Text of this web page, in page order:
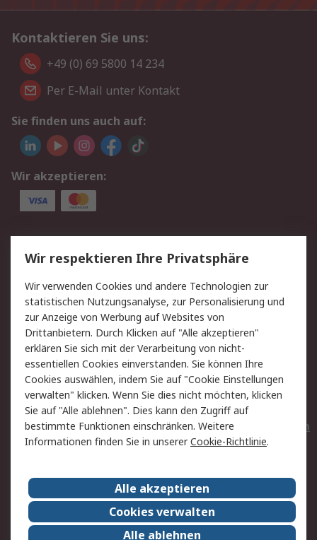
Kontaktieren Sie uns:
+49 (0) 69 5800 14 234
Per E-Mail unter Kontakt
Sie finden uns auch auf:
Wir akzeptieren:
Service
Value Added Services
Lieferlösungen
Rücksendungen
Kontakt
Hilfe
Privatkunden
Rechtliches
AGB
Datenschutz
Cookie-Richtlinie
Zahlungsbedingungen
Copyright/Impressum
Entsorgung
Elektrogeräte/Batterien
RS weltweit
Karriere bei RS
Nachhaltigkeit
Qualität/Umwelt/ZertifikatePresse-Center
Wir respektieren Ihre Privatsphäre
Wir verwenden Cookies und andere Technologien zur
statistischen Nutzungsanalyse, zur Personalisierung und
zur Anzeige von Werbung auf Websites von
Drittanbietern. Durch Klicken auf "Alle akzeptieren"
erklären Sie sich mit der Verarbeitung von nicht-
essentiellen Cookies einverstanden. Sie können Ihre
Cookies auswählen, indem Sie auf "Cookie Einstellungen
verwalten" klicken. Wenn Sie dies nicht möchten, klicken
Sie auf "Alle ablehnen". Dies kann den Zugriff auf
bestimmte Funktionen einschränken. Weitere
Informationen finden Sie in unsererCookie-Richtlinie.
Alle akzeptieren
Cookies verwalten
Alle ablehnen